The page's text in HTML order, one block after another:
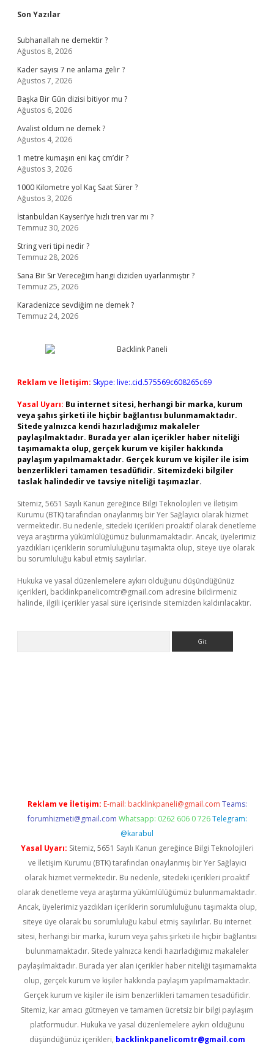
Sidebar
Son Yazılar
Subhanallah ne demektir ?
Ağustos 8, 2026
Kader sayısı 7 ne anlama gelir ?
Ağustos 7, 2026
Başka Bir Gün dizisi bitiyor mu ?
Ağustos 6, 2026
Avalist oldum ne demek ?
Ağustos 4, 2026
1 metre kumaşın eni kaç cm’dir ?
Ağustos 3, 2026
1000 Kilometre yol Kaç Saat Sürer ?
Ağustos 3, 2026
İstanbuldan Kayseri’ye hızlı tren var mı ?
Temmuz 30, 2026
String veri tipi nedir ?
Temmuz 28, 2026
Sana Bir Sır Vereceğim hangi diziden uyarlanmıştır ?
Temmuz 25, 2026
Karadenizce sevdiğim ne demek ?
Temmuz 24, 2026
Reklam ve İletişim: Skype: live:.cid.575569c608265c69
Yasal Uyarı: Bu internet sitesi, herhangi bir marka, kurum
veya şahıs şirketi ile hiçbir bağlantısı bulunmamaktadır.
Sitede yalnızca kendi hazırladığımız makaleler
paylaşılmaktadır. Burada yer alan içerikler haber niteliği
taşımamakta olup, gerçek kurum ve kişiler hakkında
paylaşım yapılmamaktadır. Gerçek kurum ve kişiler ile isim
benzerlikleri tamamen tesadüfidir. Sitemizdeki bilgiler
taslak halindedir ve tavsiye niteliği taşımazlar.
Sitemiz, 5651 Sayılı Kanun gereğince Bilgi Teknolojileri ve İletişim
Kurumu (BTK) tarafından onaylanmış bir Yer Sağlayıcı olarak hizmet
vermektedir. Bu nedenle, sitedeki içerikleri proaktif olarak denetleme
veya araştırma yükümlülüğümüz bulunmamaktadır. Ancak, üyelerimiz
yazdıkları içeriklerin sorumluluğunu taşımakta olup, siteye üye olarak
bu sorumluluğu kabul etmiş sayılırlar.
Hukuka ve yasal düzenlemelere aykırı olduğunu düşündüğünüz
içerikleri, backlinkpanelicomtr@gmail.com adresine bildirmeniz
halinde, ilgili içerikler yasal süre içerisinde sitemizden kaldırılacaktır.
Reklam ve İletişim: E-mail: backlinkpaneli@gmail.com Teams:
forumhizmeti@gmail.com Whatsapp: 0262 606 0 726 Telegram:
@karabul
Yasal Uyarı: Sitemiz, 5651 Sayılı Kanun gereğince Bilgi Teknolojileri
ve İletişim Kurumu (BTK) tarafından onaylanmış bir Yer Sağlayıcı
olarak hizmet vermektedir. Bu nedenle, sitedeki içerikleri proaktif
olarak denetleme veya araştırma yükümlülüğümüz bulunmamaktadır.
Ancak, üyelerimiz yazdıkları içeriklerin sorumluluğunu taşımakta olup,
siteye üye olarak bu sorumluluğu kabul etmiş sayılırlar. Bu internet
sitesi, herhangi bir marka, kurum veya şahıs şirketi ile hiçbir bağlantısı
bulunmamaktadır. Sitede yalnızca kendi hazırladığımız makaleler
paylaşılmaktadır. Burada yer alan içerikler haber niteliği taşımamakta
olup, gerçek kurum ve kişiler hakkında paylaşım yapılmamaktadır.
Gerçek kurum ve kişiler ile isim benzerlikleri tamamen tesadüfidir.
Sitemiz, kar amacı gütmeyen ve tamamen ücretsiz bir bilgi paylaşım
platformudur. Hukuka ve yasal düzenlemelere aykırı olduğunu
düşündüğünüz içerikleri, backlinkpanelicomtr@gmail.com